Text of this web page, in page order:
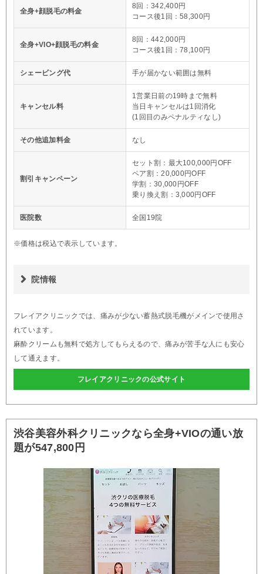
全身+顔脱毛の料金
8回：342,400円
コース後1回：58,300円
全身+VIO+顔脱毛の料金
8回：442,000円
コース後1回：78,100円
シェービング代 手が届かない範囲は無料
キャンセル料
1営業日前の19時まで無料
当日キャンセルは1回消化
(1回目のみペナルティなし)
その他追加料金 なし
割引キャンペーン
セット割：最大100,000円OFF
ペア割：20,000円OFF
学割：30,000円OFF
乗り換え割：3,000円OFF
医院数 全国19院
※価格は税込で表示しています。
院情報
フレイアクリニックでは、痛みが少ない蓄熱式脱毛機がメインで使用さ
れています。
麻酔クリームも無料で処方してもらえるので、痛みが苦手な人にも安心
して通えます。
フレイアクリニックの公式サイト
渋谷美容外科クリニックなら全身+VIOの通い放
題が547,800円